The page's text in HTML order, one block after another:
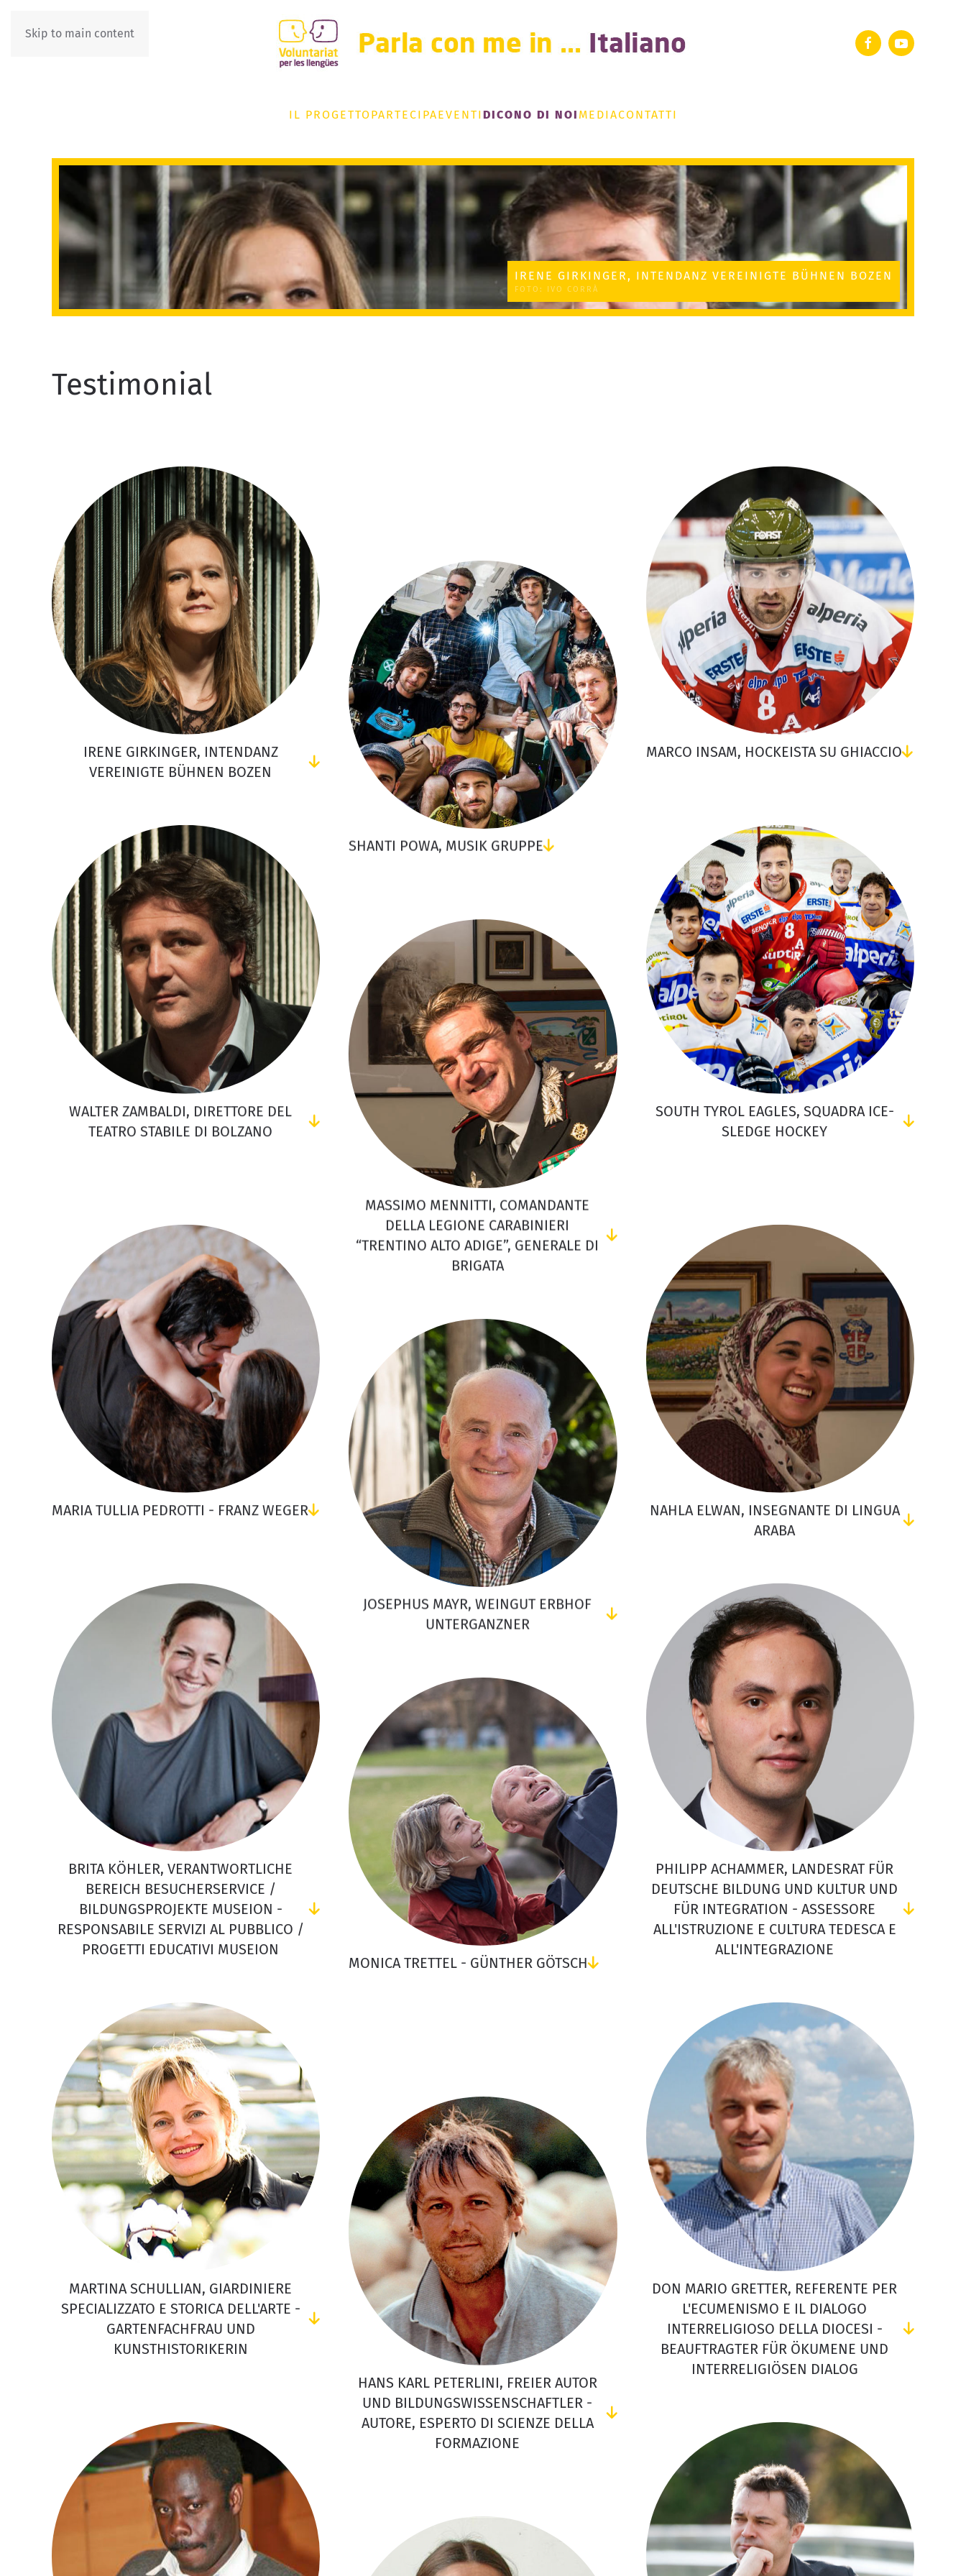
Skip to main content
IL PROGETTOPARTECIPAEVENTIDICONO DI NOI MEDIACONTATTI
IRENE GIRKINGER, INTENDANZ VEREINIGTE BÜHNEN BOZEN
FOTO: IVO CORRÀ
Testimonial
IRENE GIRKINGER, INTENDANZ
VEREINIGTE BÜHNEN BOZEN
SHANTI POWA, MUSIK GRUPPE
MARCO INSAM, HOCKEISTA SU GHIACCIO
WALTER ZAMBALDI, DIRETTORE DEL
TEATRO STABILE DI BOLZANO
MASSIMO MENNITTI, COMANDANTE
DELLA LEGIONE CARABINIERI
“TRENTINO ALTO ADIGE”, GENERALE DI
BRIGATA
SOUTH TYROL EAGLES, SQUADRA ICE-
SLEDGE HOCKEY
MARIA TULLIA PEDROTTI - FRANZ WEGER
JOSEPHUS MAYR, WEINGUT ERBHOF
UNTERGANZNER
NAHLA ELWAN, INSEGNANTE DI LINGUA
ARABA
BRITA KÖHLER, VERANTWORTLICHE
BEREICH BESUCHERSERVICE /
BILDUNGSPROJEKTE MUSEION -
RESPONSABILE SERVIZI AL PUBBLICO /
PROGETTI EDUCATIVI MUSEION
MONICA TRETTEL - GÜNTHER GÖTSCH
PHILIPP ACHAMMER, LANDESRAT FÜR
DEUTSCHE BILDUNG UND KULTUR UND
FÜR INTEGRATION - ASSESSORE
ALL'ISTRUZIONE E CULTURA TEDESCA E
ALL'INTEGRAZIONE
MARTINA SCHULLIAN, GIARDINIERE
SPECIALIZZATO E STORICA DELL'ARTE -
GARTENFACHFRAU UND
KUNSTHISTORIKERIN
HANS KARL PETERLINI, FREIER AUTOR
UND BILDUNGSWISSENSCHAFTLER -
AUTORE, ESPERTO DI SCIENZE DELLA
FORMAZIONE
DON MARIO GRETTER, REFERENTE PER
L'ECUMENISMO E IL DIALOGO
INTERRELIGIOSO DELLA DIOCESI -
BEAUFTRAGTER FÜR ÖKUMENE UND
INTERRELIGIÖSEN DIALOG